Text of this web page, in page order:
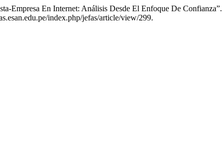
Empresa En Internet: Análisis Desde El Enfoque De Confianza”.
index.php/jefas/article/view/299.